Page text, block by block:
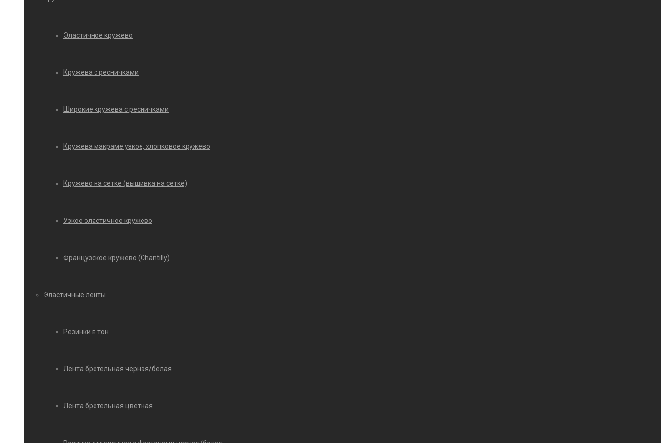
Эластичное кружево
Кружева с ресничками
Широкие кружева с ресничками
Кружева макраме узкое, хлопковое кружево
Кружево на сетке (вышивка на сетке)
Узкое эластичное кружево
Французское кружево (Chantilly)
Эластичные ленты
Резинки в тон
Лента бретельная черная/белая
Лента бретельная цветная